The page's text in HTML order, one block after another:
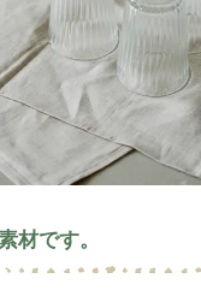
材です。